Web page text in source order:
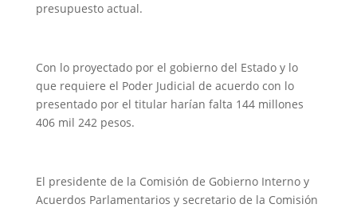
presupuesto actual.
Con lo proyectado por el gobierno del Estado y lo
que requiere el Poder Judicial de acuerdo con lo
presentado por el titular harían falta 144 millones
406 mil 242 pesos.
El presidente de la Comisión de Gobierno Interno y
Acuerdos Parlamentarios y secretario de la Comisión